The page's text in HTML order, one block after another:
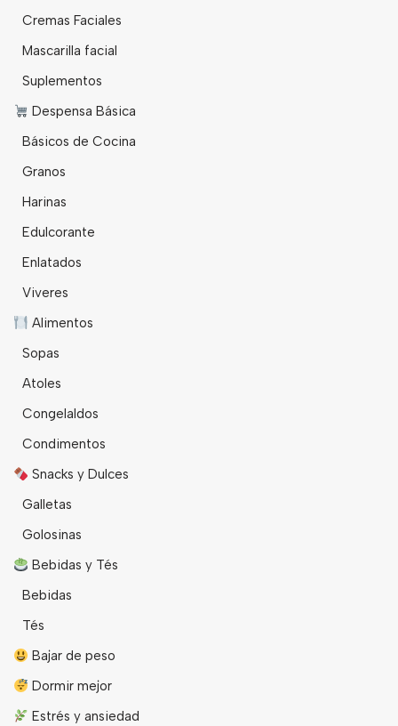
Cremas Faciales
Mascarilla facial
Suplementos
Despensa Básica
Básicos de Cocina
Granos
Harinas
Edulcorante
Enlatados
Viveres
Alimentos
Sopas
Atoles
Congelaldos
Condimentos
Snacks y Dulces
Galletas
Golosinas
Bebidas y Tés
Bebidas
Tés
Bajar de peso
Dormir mejor
Estrés y ansiedad